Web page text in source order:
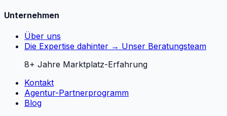
Unternehmen
Über uns
Die Expertise dahinter → Unser Beratungsteam
8+ Jahre Marktplatz-Erfahrung
Kontakt
Agentur-Partnerprogramm
Blog